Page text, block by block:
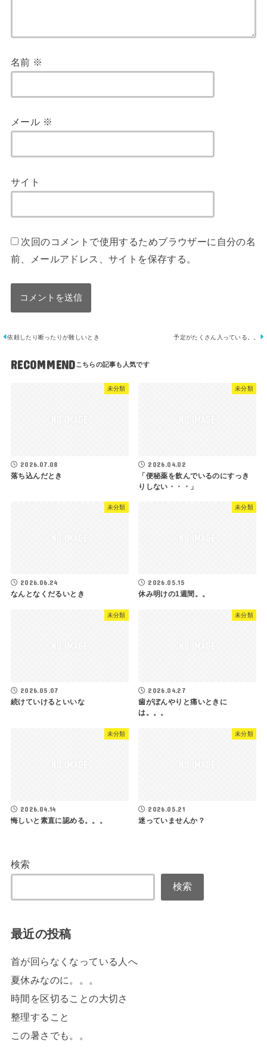
名前 ※
メール ※
サイト
次回のコメントで使用するためブラウザーに自分の名
前、メールアドレス、サイトを保存する。
依頼したり断ったりが難しいとき 予定がたくさん入っている。。
RECOMMEND
未分類
2026.07.08
落ち込んだとき
未分類
2026.04.02
「便秘薬を飲んでいるのにすっき
りしない・・・」
未分類
2026.06.24
なんとなくだるいとき
未分類
2026.05.15
休み明けの1週間。。
未分類
2026.05.07
続けていけるといいな
未分類
2026.04.27
歯がぼんやりと痛いときに
は。。。
未分類
2026.04.14
悔しいと素直に認める。。。
未分類
2026.05.21
迷っていませんか？
検索
検索
最近の投稿
首が回らなくなっている人へ
夏休みなのに。。。
時間を区切ることの大切さ
整理すること
この暑さでも。。